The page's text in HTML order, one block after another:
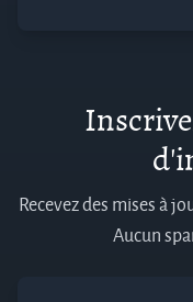
Recevez des mises à
Aucun